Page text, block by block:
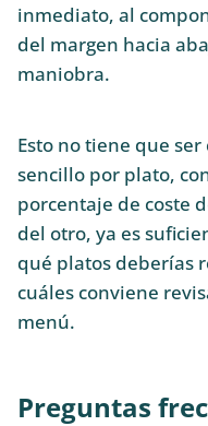
inmediato, al
del margen hacia
maniobra.
Esto no tiene que
sencillo por plato,
porcentaje de coste
del otro, ya es
qué platos deberías
cuáles conviene
menú.
Preguntas